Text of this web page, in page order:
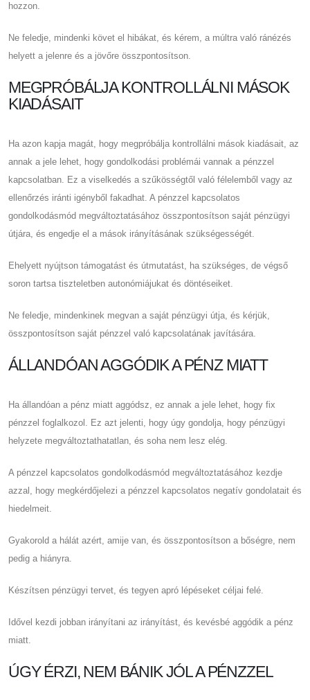
hozzon.
Ne feledje, mindenki követ el hibákat, és kérem, a múltra való ránézés
helyett a jelenre és a jövőre összpontosítson.
MEGPRÓBÁLJA KONTROLLÁLNI MÁSOK
KIADÁSAIT
Ha azon kapja magát, hogy megpróbálja kontrollálni mások kiadásait, az
annak a jele lehet, hogy gondolkodási problémái vannak a pénzzel
kapcsolatban. Ez a viselkedés a szűkösségtől való félelemből vagy az
ellenőrzés iránti igényből fakadhat. A pénzzel kapcsolatos
gondolkodásmód megváltoztatásához összpontosítson saját pénzügyi
útjára, és engedje el a mások irányításának szükségességét.
Ehelyett nyújtson támogatást és útmutatást, ha szükséges, de végső
soron tartsa tiszteletben autonómiájukat és döntéseiket.
Ne feledje, mindenkinek megvan a saját pénzügyi útja, és kérjük,
összpontosítson saját pénzzel való kapcsolatának javítására.
ÁLLANDÓAN AGGÓDIK A PÉNZ MIATT
Ha állandóan a pénz miatt aggódsz, ez annak a jele lehet, hogy fix
pénzzel foglalkozol. Ez azt jelenti, hogy úgy gondolja, hogy pénzügyi
helyzete megváltoztathatatlan, és soha nem lesz elég.
A pénzzel kapcsolatos gondolkodásmód megváltoztatásához kezdje
azzal, hogy megkérdőjelezi a pénzzel kapcsolatos negatív gondolatait és
hiedelmeit.
Gyakorold a hálát azért, amije van, és összpontosítson a bőségre, nem
pedig a hiányra.
Készítsen pénzügyi tervet, és tegyen apró lépéseket céljai felé.
Idővel kezdi jobban irányítani az irányítást, és kevésbé aggódik a pénz
miatt.
ÚGY ÉRZI, NEM BÁNIK JÓL A PÉNZZEL